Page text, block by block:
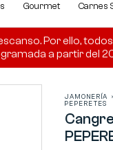
Gourmet Carnes
Por ello,
a partir del
JAMONERÍA
PEPERETES